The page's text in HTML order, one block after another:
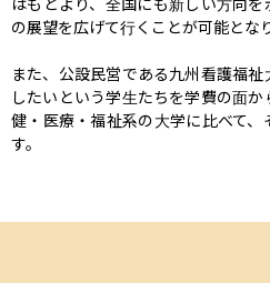
の展望を広げて行くことが可能とな
また、公設民営である九州看護福
したいという学生たちを学費の面
健・医療・福祉系の大学に比べて
す。